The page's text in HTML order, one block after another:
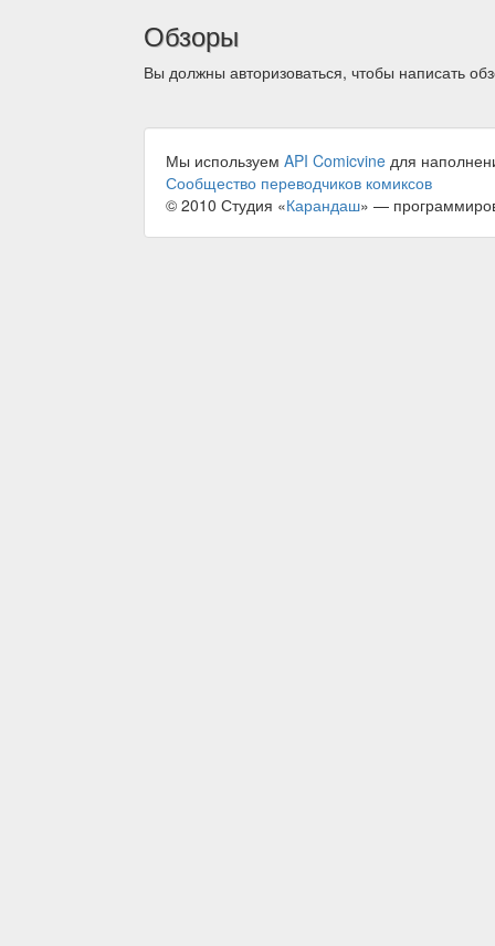
Обзоры
Вы должны авторизоваться, чтобы написать
Мы используем API Comicvine для
Сообщество переводчиков комиксов
© 2010 Студия «Карандаш» —